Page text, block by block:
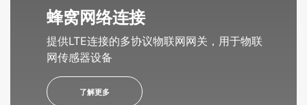
蜂窝网络连接
提供LTE连接的多协议物联网网关，用于物联
网传感器设备
了解更多